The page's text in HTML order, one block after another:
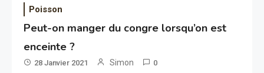
Poisson
Peut-on manger du congre lorsqu’on est
enceinte ?
28 Janvier 2021 Simon 0